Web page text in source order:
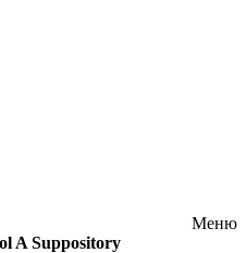
Меню
A Suppository